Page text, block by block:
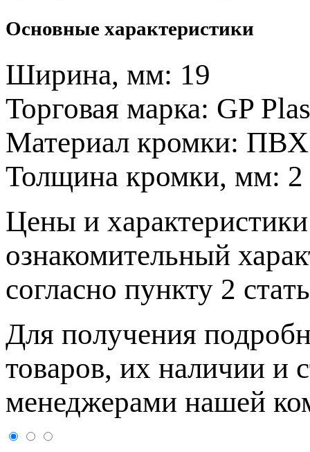
Основные характеристики
Ширина, мм: 19
Торговая марка: GP
Материал кромки: ПВХ
Толщина кромки, мм: 2
Цeны и
ознакомительный
согласно пункту 2
Для пoлучения
товaров, их нaличии и
менеджерами нашей